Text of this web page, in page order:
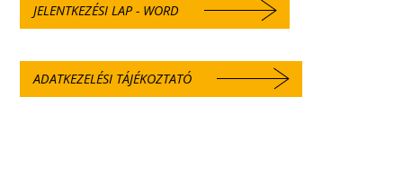
JELENTKEZÉSI LAP - WORD
ADATKEZELÉSI TÁJÉKOZTATÓ